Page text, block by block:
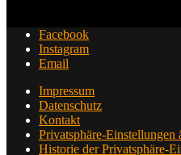
Facebook
Instagram
Email
Impressum
Datenschutz
Kontakt
Privatsphäre-Einstellungen
Historie der Privatsphäre-